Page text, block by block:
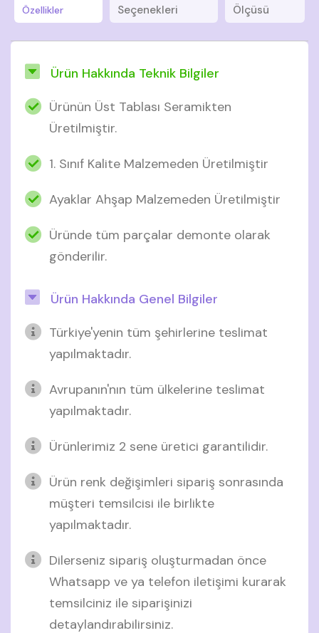
Özellikler
Seçenekleri
Ölçüsü
Ürün Hakkında Teknik Bilgiler
Ürünün Üst Tablası Seramikten
Üretilmiştir.
1. Sınıf Kalite Malzemeden Üretilmiştir
Ayaklar Ahşap Malzemeden Üretilmiştir
Üründe tüm parçalar demonte olarak
gönderilir.
Ürün Hakkında Genel Bilgiler
Türkiye'yenin tüm şehirlerine teslimat
yapılmaktadır.
Avrupanın'nın tüm ülkelerine teslimat
yapılmaktadır.
Ürünlerimiz 2 sene üretici garantilidir.
Ürün renk değişimleri sipariş sonrasında
müşteri temsilcisi ile birlikte
yapılmaktadır.
Dilerseniz sipariş oluşturmadan önce
Whatsapp ve ya telefon iletişimi kurarak
temsilciniz ile siparişinizi
detaylandırabilirsiniz.